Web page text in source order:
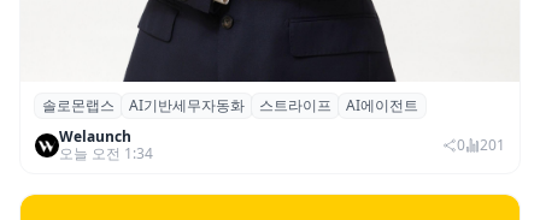
솔로몬랩스, 스트라이프 출신 이창헌 영입…
절세 전략 AI 에이전트 개발 본격화
솔로몬랩스 AI기반세무자동화 스트라이프
AI에이전트
Welaunch
오늘 오전 1:34
0 201